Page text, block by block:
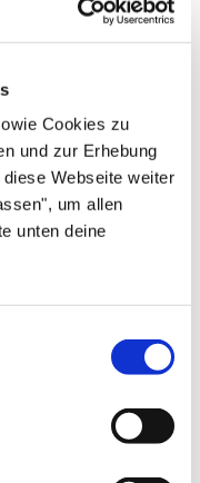
Cookies zu
und zur Erhebung
Webseite weiter
um allen
unten deine
Claudia Schilling
für Arbeit, Soziales,
für Familie, Senioren,